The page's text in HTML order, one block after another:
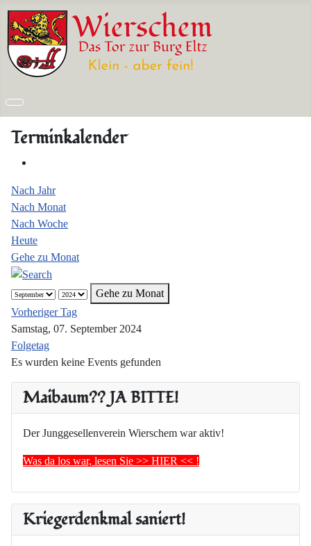
Maibaum?? JA BITTE!
Der Junggesellenverein Wierschem war aktiv!
Was da los war, lesen Sie >> HIER << !
Kriegerdenkmal saniert!
Terminkalender
Nach Jahr
Nach Monat
Nach Woche
Heute
Gehe zu Monat
Gehe zu Monat
Vorheriger Tag
Samstag, 07. September 2024
Folgetag
Es wurden keine Events gefunden